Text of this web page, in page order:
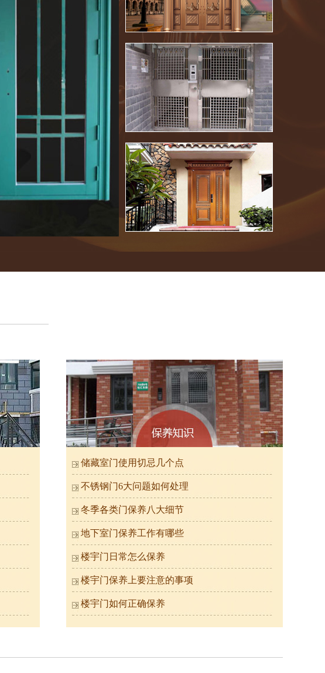
氟碳喷涂窗（巧克力）
氟碳喷涂楼寓门（深蓝）
储藏室门使用切忌几个点
不锈钢门6大问题如何处理
冬季各类门保养八大细节
地下室门保养工作有哪些
楼宇门日常怎么保养
楼宇门保养上要注意的事项
楼宇门如何正确保养